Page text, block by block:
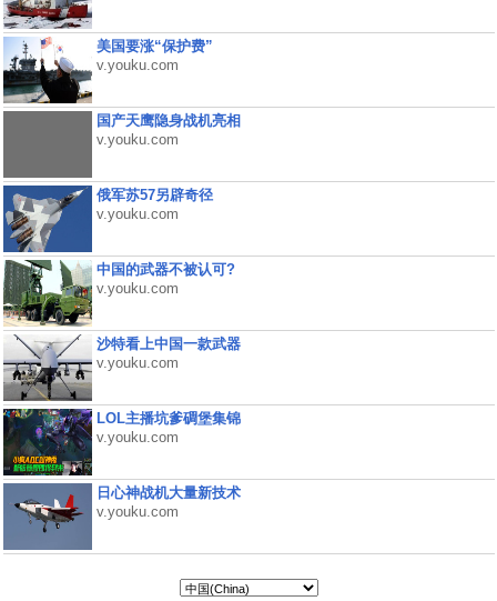
美国要涨“保护费”
v.youku.com
国产天鹰隐身战机亮相
v.youku.com
俄军苏57另辟奇径
v.youku.com
中国的武器不被认可?
v.youku.com
沙特看上中国一款武器
v.youku.com
LOL主播坑爹碉堡集锦
v.youku.com
日心神战机大量新技术
v.youku.com